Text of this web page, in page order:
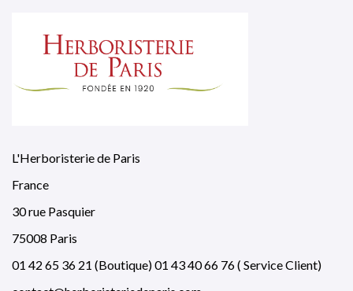
L'Herboristerie de Paris
France
30 rue Pasquier
75008 Paris
01 42 65 36 21 (Boutique) 01 43 40 66 76 ( Service Client)